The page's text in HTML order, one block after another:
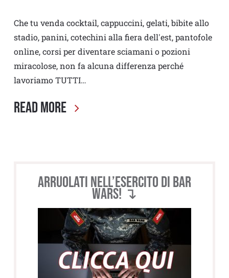
Che tu venda cocktail, cappuccini, gelati, bibite allo
stadio, panini, cotechini alla fiera dell'est, pantofole
online, corsi per diventare sciamani o pozioni
miracolose, non fa alcuna differenza perché
lavoriamo TUTTI…
Read More
Arruolati nell’esercito di BAR
WARS! ↴